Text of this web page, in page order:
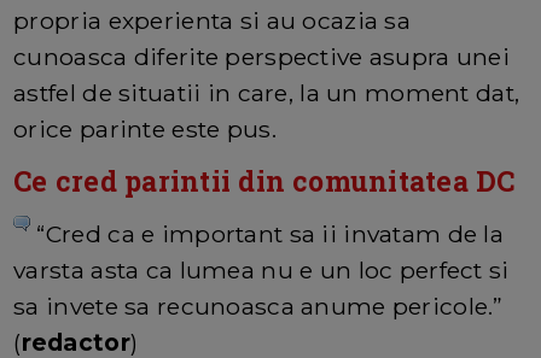
propria experienta si au ocazia sa
cunoasca diferite perspective asupra unei
astfel de situatii in care, la un moment dat,
orice parinte este pus.
Ce cred parintii din comunitatea DC
“Cred ca e important sa ii invatam de la
varsta asta ca lumea nu e un loc perfect si
sa invete sa recunoasca anume pericole.”
(redactor)